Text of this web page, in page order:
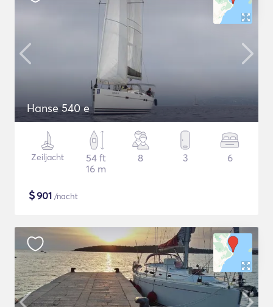
Hanse 540 e
Zeiljacht
54 ft
16 m
8 3 6
$901 /nacht